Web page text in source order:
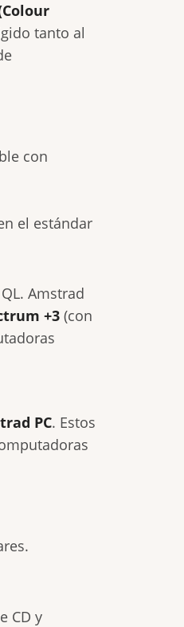
tanto al
con
el estándar
Amstrad
+3 (con
PC. Estos
CD y